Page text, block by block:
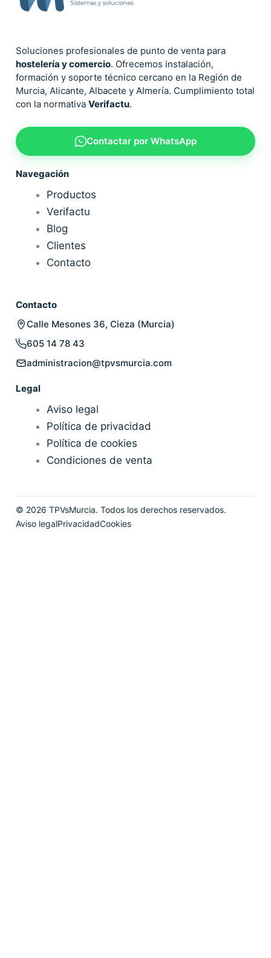
Soluciones profesionales de punto de venta para
hostelería y comercio. Ofrecemos instalación,
formación y soporte técnico cercano en la Región de
Murcia, Alicante, Albacete y Almería. Cumplimiento total
con la normativa Verifactu.
Contactar por WhatsApp
Navegación
Productos
Verifactu
Blog
Clientes
Contacto
Contacto
Calle Mesones 36, Cieza (Murcia)
605 14 78 43
administracion@tpvsmurcia.com
Legal
Aviso legal
Política de privacidad
Política de cookies
Condiciones de venta
© 2026 TPVsMurcia. Todos los derechos reservados.
Aviso legalPrivacidadCookies